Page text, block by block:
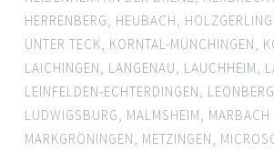
HERRENBERG, HEUBACH,
UNTER TECK, KORNTAL-MÜNCHINGEN,
LAICHINGEN, LANGENAU, LAUCHHEIM,
LEINFELDEN-ECHTERDINGEN, LEONBERG
LUDWIGSBURG, MALMSHEIM, MARBACH
MARKGRÖNINGEN, METZINGEN,